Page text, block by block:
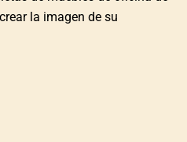
la imagen de su